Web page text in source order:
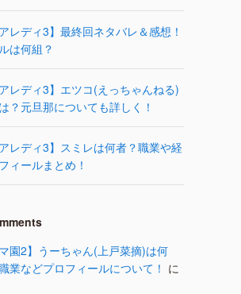
レディ3】最終回ネタバレ＆感想！
は何組？
レディ3】エツコ(えっちゃんねる)
？元旦那についても詳しく！
レディ3】スミレは何者？職業や経
ィールまとめ！
園2】うーちゃん(上戸菜摘)は何
業などプロフィールについて！ に